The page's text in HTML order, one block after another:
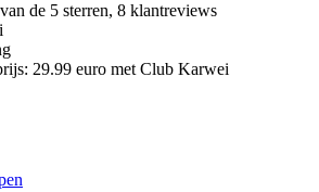
de 5 sterren, 8 klantreviews
29.99 euro met Club Karwei